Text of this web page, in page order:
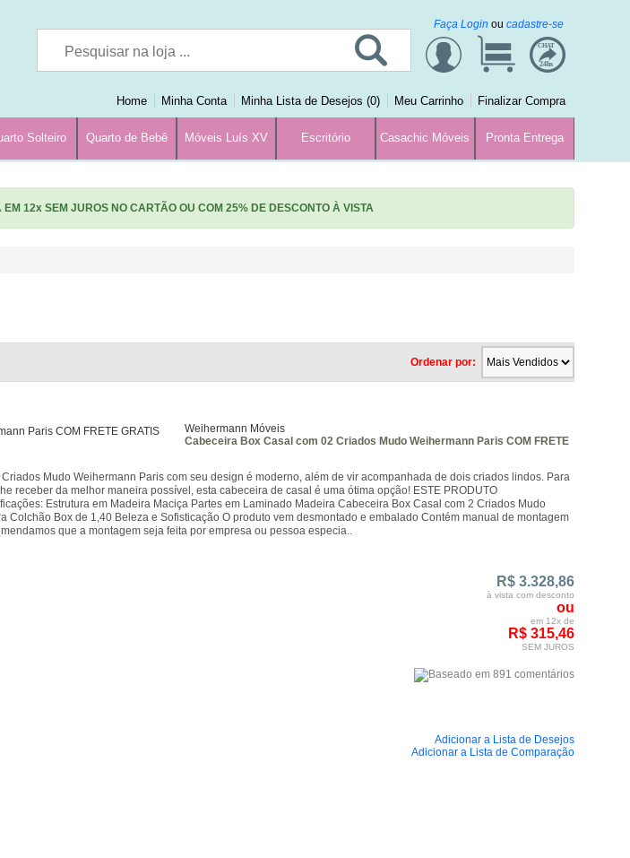
CHAT
24hs
Faça Login ou cadastre-se
Home Minha Conta Minha Lista de Desejos (0) Meu Carrinho Finalizar Compra
Solteiro Quarto de Bebê Móveis Luís XV Escritório Casachic Móveis Pronta Entrega
12x SEM JUROS NO CARTÃO OU COM 25% DE DESCONTO À VISTA
Ordenar por:
Weihermann Móveis
Cabeceira Box Casal com 02 Criados Mudo Weihermann Paris COM FRETE
Mudo Weihermann Paris com seu design é moderno, além de vir acompanhada de dois criados lindos. Para
receber da melhor maneira possível, esta cabeceira de casal é uma ótima opção! ESTE PRODUTO
Estrutura em Madeira Maciça Partes em Laminado Madeira Cabeceira Box Casal com 2 Criados Mudo
Colchão Box de 1,40 Beleza e Sofisticação O produto vem desmontado e embalado Contém manual de montagem
que a montagem seja feita por empresa ou pessoa especia..
R$ 3.328,86
à vista com desconto
ou
em 12x de
R$ 315,46
SEM JUROS
Adicionar a Lista de Desejos
Adicionar a Lista de Comparação